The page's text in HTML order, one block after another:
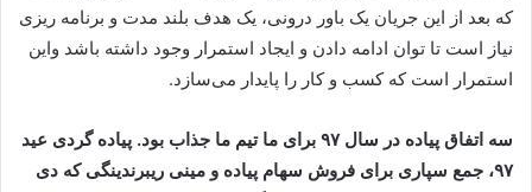
که بعد از این جریان یک باور درونی، یک هدف بلند مدت و برنامه ریزی
نیاز است تا توان ادامه دادن و ایجاد استمرار وجود داشته باشد واین
استمرار است که کسب و کار را پایدار می‌سازد.
سه اتفاق پیاده در سال ۹۷ برای ما تیم ما جذاب بود. پیاده گردی عید
۹۷، جمع سپاری برای فروش سهام پیاده و مینی ریبرندینگی که دی